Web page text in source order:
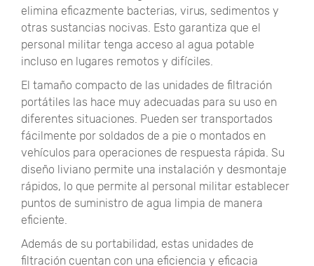
elimina eficazmente bacterias, virus, sedimentos y
otras sustancias nocivas. Esto garantiza que el
personal militar tenga acceso al agua potable
incluso en lugares remotos y difíciles.
El tamaño compacto de las unidades de filtración
portátiles las hace muy adecuadas para su uso en
diferentes situaciones. Pueden ser transportados
fácilmente por soldados de a pie o montados en
vehículos para operaciones de respuesta rápida. Su
diseño liviano permite una instalación y desmontaje
rápidos, lo que permite al personal militar establecer
puntos de suministro de agua limpia de manera
eficiente.
Además de su portabilidad, estas unidades de
filtración cuentan con una eficiencia y eficacia